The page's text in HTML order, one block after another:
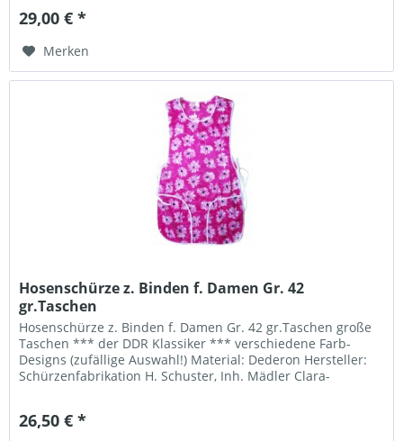
29,00 € *
Merken
Hosenschürze z. Binden f. Damen Gr. 42
gr.Taschen
Hosenschürze z. Binden f. Damen Gr. 42 gr.Taschen große
Taschen *** der DDR Klassiker *** verschiedene Farb-
Designs (zufällige Auswahl!) Material: Dederon Hersteller:
Schürzenfabrikation H. Schuster, Inh. Mädler Clara-
26,50 € *